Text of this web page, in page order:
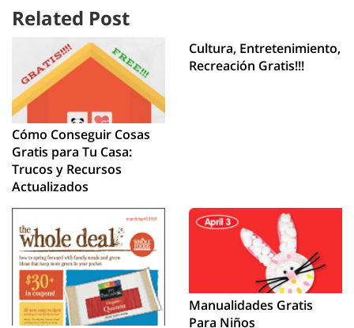
Related Post
Cómo Conseguir Cosas
Gratis para Tu Casa:
Trucos y Recursos
Actualizados
Cultura, Entretenimiento,
Recreación Gratis!!!
Manualidades Gratis
Para Niños